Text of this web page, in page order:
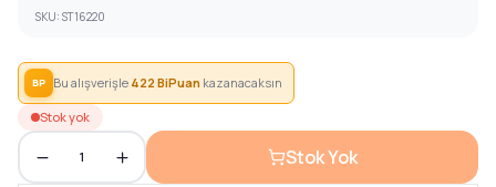
SKU: ST16220
BP Bu alışverişle 422BiPuan kazanacaksın
Stok yok
1 Stok Yok